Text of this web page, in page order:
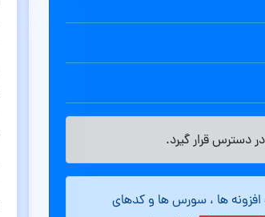
دسترس قرار گیرد.
ها ، سورس ها و کدهای